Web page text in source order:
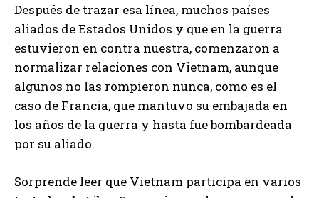
Después de trazar esa línea, muchos países
aliados de Estados Unidos y que en la guerra
estuvieron en contra nuestra, comenzaron a
normalizar relaciones con Vietnam, aunque
algunos no las rompieron nunca, como es el
caso de Francia, que mantuvo su embajada en
los años de la guerra y hasta fue bombardeada
por su aliado.
Sorprende leer que Vietnam participa en varios